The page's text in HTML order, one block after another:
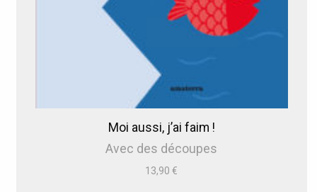
Moi aussi, j’ai faim !
Avec des découpes
13,90€